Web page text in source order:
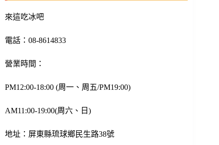
來這吃冰吧
電話： 08-8614833
營業時間：
PM12:00-18:00 (周一、周五/PM19:00)
AM11:00-19:00(周六、日)
地址：屏東縣琉球鄉民生路38號